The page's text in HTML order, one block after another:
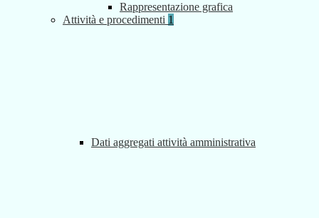
Rappresentazione grafica
Attività e procedimenti 1
Dati aggregati attività amministrativa